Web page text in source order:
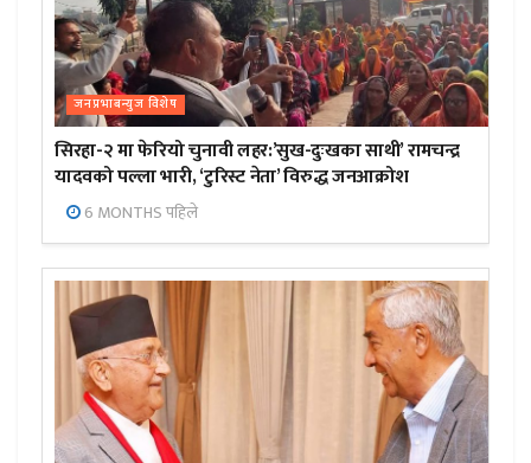
जनप्रभाबन्युज विशेष
सिरहा-२ मा फेरियो चुनावी लहर:’सुख-दुःखका साथी’ रामचन्द्र
यादवको पल्ला भारी, ‘टुरिस्ट नेता’ विरुद्ध जनआक्रोश
6 MONTHS पहिले